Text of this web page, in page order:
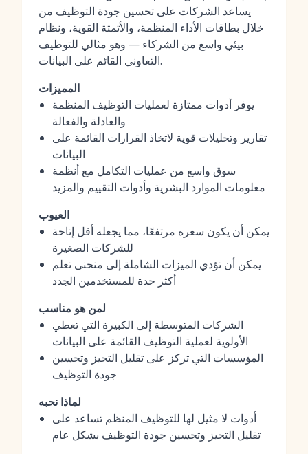
يساعد الشركات على تحسين جودة التوظيف من
خلال بطاقات الأداء المنظمة، والأتمتة القوية، ونظام
بيئي واسع من الشركاء — وهو مثالي للتوظيف
التعاوني القائم على البيانات.
المميزات
يوفر أدوات ممتازة لعمليات التوظيف المنظمة
والعادلة والفعالة
تقارير وتحليلات قوية لاتخاذ القرارات القائمة على
البيانات
سوق واسع من عمليات التكامل مع أنظمة
معلومات الموارد البشرية وأدوات التقييم والمزيد
العيوب
يمكن أن يكون سعره مرتفعًا، مما يجعله أقل إتاحة
للشركات الصغيرة
يمكن أن تؤدي الميزات الشاملة إلى منحنى تعلم
أكثر حدة للمستخدمين الجدد
لمن هو مناسب
الشركات المتوسطة إلى الكبيرة التي تعطي
الأولوية لعملية التوظيف القائمة على البيانات
المؤسسات التي تركز على تقليل التحيز وتحسين
جودة التوظيف
لماذا نحبه
أدوات لا مثيل لها للتوظيف المنظم تساعد على
تقليل التحيز وتحسين جودة التوظيف بشكل عام